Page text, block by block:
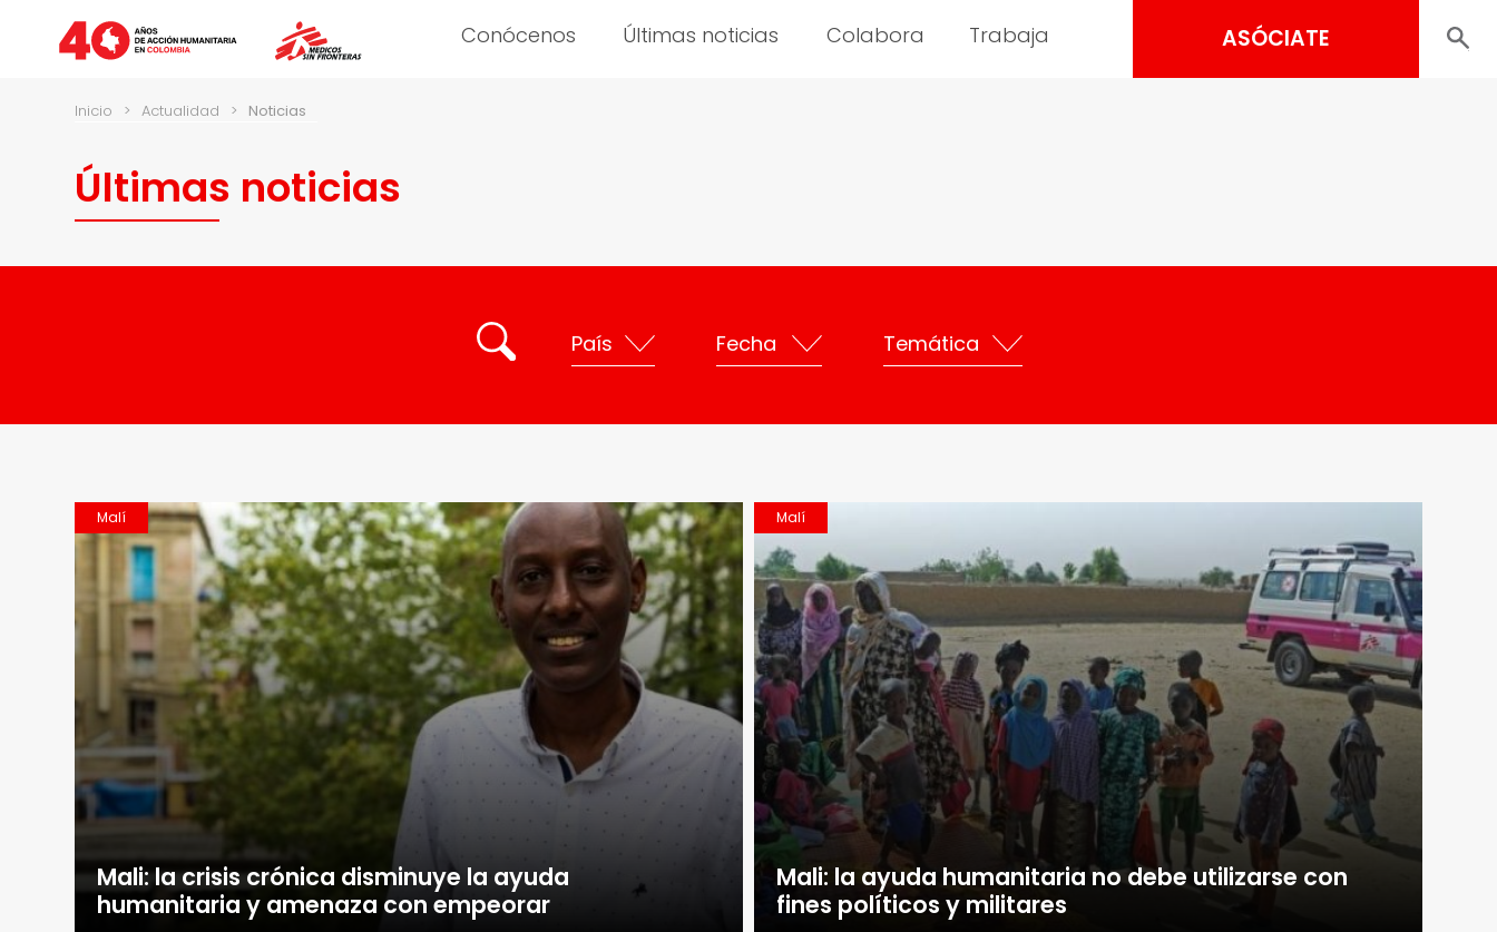
Conócenos Últimas noticias Colabora Trabaja ASÓCIATE
Inicio > Actualidad > Noticias
Últimas noticias
Malí
Mali: la crisis crónica disminuye la ayuda
humanitaria y amenaza con empeorar
Malí
Mali: la ayuda humanitaria no debe utilizarse con
fines políticos y militares